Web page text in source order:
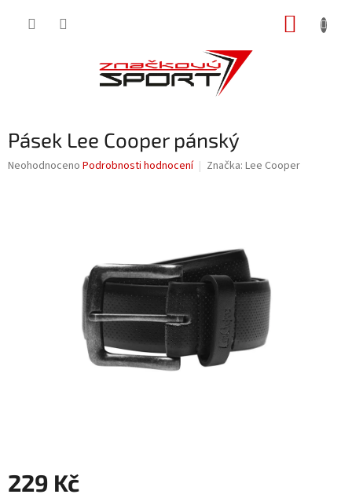
Pásek Lee Cooper pánský
Průměrné
Neohodnoceno Podrobnosti hodnocení Značka: Lee Cooper
229 Kč